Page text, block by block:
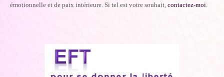
émotionnelle et de paix intérieure. Si tel est votre souhait, contactez-moi